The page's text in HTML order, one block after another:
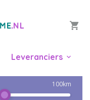
Leveranciers
100km